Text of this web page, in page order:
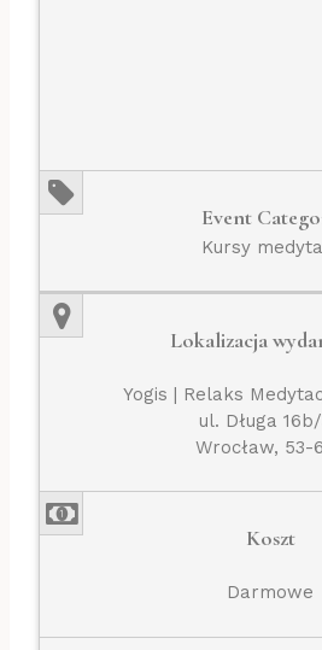
Event
Kursy
Lokalizacja
Yogis | Relaks
ul. Długa
Wrocław, 53-
Koszt
Darmowe